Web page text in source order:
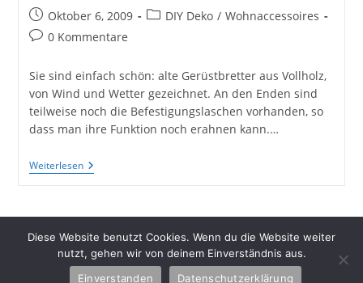
Beitrag
veröffentlicht:
Oktober 6, 2009
Beitrags-
DIY Deko / Wohnaccessoires
Beitrags-
0 Kommentare
Sie sind einfach schön: alte Gerüstbretter aus Vollholz,
von Wind und Wetter gezeichnet. An den Enden sind
teilweise noch die Befestigungslaschen vorhanden, so
dass man ihre Funktion noch erahnen kann.…
WeiterlesenBilderrahmen
Mit
Diese Website benutzt Cookies. Wenn du die Website weiter
nutzt, gehen wir von deinem Einverständnis aus.
Einverstanden
Datenschutzerklärung